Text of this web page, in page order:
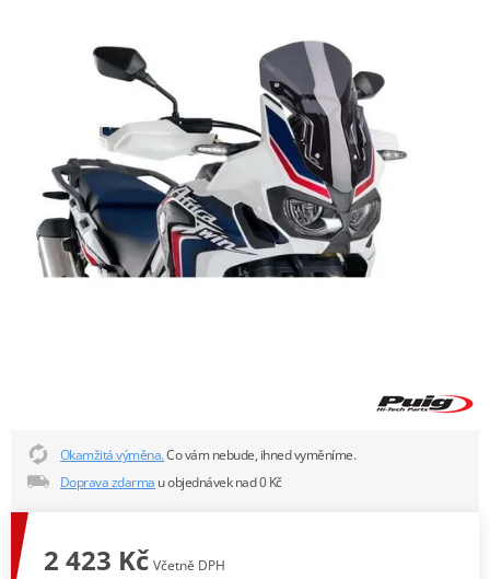
Okamžitá výměna.Co vám nebude, ihned vyměníme.
Doprava zdarma u objednávek nad 0 Kč
2 423 Kč Včetně DPH